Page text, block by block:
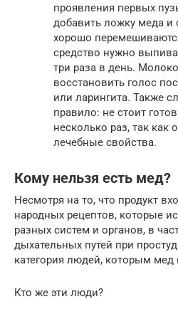
проявления первых
добавить ложку меда и
хорошо
средство нужно
три раза в день.
восстановить голос
или ларингита. Также
правило: не стоит
несколько раз, так как
лечебные свойства.
Кому нельзя есть мед?
Несмотря на то, что продукт
народных рецептов, которые
разных систем и органов, в
дыхательных путей при
категория людей, которым мед
Кто же эти люди?